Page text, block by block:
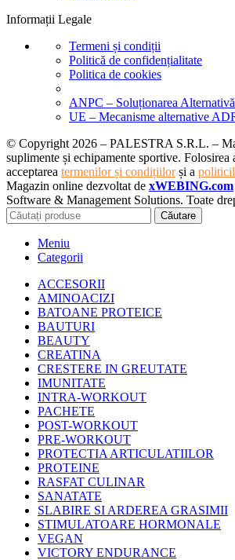
Informații Legale
Termeni și condiții
Politică de confidențialitate
Politica de cookies
ANPC – Soluționarea
UE – Mecanisme alternative
© Copyright 2026 – PALESTRA S.R.L. –
suplimente și echipamente sportive. Folosirea
acceptarea termenilor și condițiilorși a
Magazin online dezvoltat de xWEBING.com
Software & Management Solutions. Toate
Căutare
Meniu
Categorii
ACCESORII
AMINOACIZI
BATOANE PROTEICE
BAUTURI
BEAUTY
CREATINA
CRESTERE IN GREUTATE
IMUNITATE
INTRA-WORKOUT
PACHETE
POST-WORKOUT
PRE-WORKOUT
PROTECTIA ARTICULATIILOR
PROTEINE
RASFAT CULINAR
SANATATE
SLABIRE SI ARDEREA GRASIMII
STIMULATOARE HORMONALE
VEGAN
VICTORY ENDURANCE